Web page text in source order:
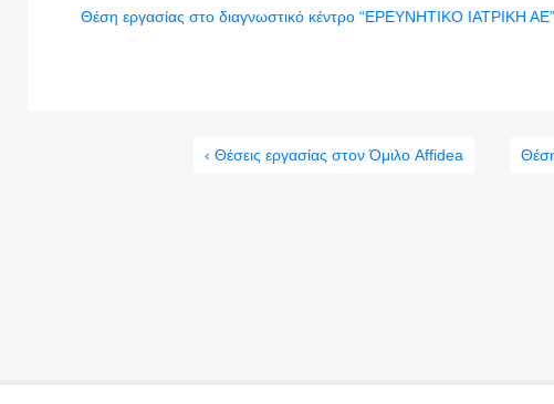
Θέση εργασίας στο διαγνωστικό κέντρο “ΕΡΕΥΝΗΤΙΚΟ ΙΑΤΡΙΚΗ
‹ Θέσεις εργασίας στον Όμιλο Affidea